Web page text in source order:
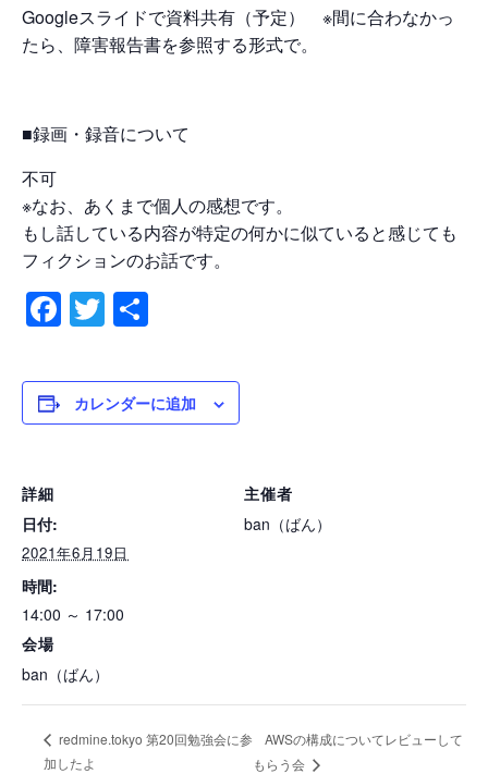
Googleスライドで資料共有（予定） ※間に合わなかっ
たら、障害報告書を参照する形式で。
■録画・録音について
不可
※なお、あくまで個人の感想です。
もし話している内容が特定の何かに似ていると感じても
フィクションのお話です。
Facebook
Twitter
カレンダーに追加
詳細
日付:
2021年6月19日
時間:
14:00 ～ 17:00
会場
ban（ばん）
主催者
ban（ばん）
redmine.tokyo 第20回勉強会に参
加したよ
AWSの構成についてレビューして
もらう会